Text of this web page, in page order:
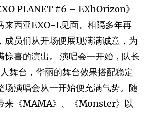
PLANET #6 – EXhOrizon》
来西亚EXO-L见面。相隔多年再
成员们从开场便展现满满诚意，为
惊喜的演出。 演唱会一开始，队长
舞台，华丽的舞台效果搭配稳定
场演唱会从一开始便充满气势。随
来《MAMA》、《Monster》以